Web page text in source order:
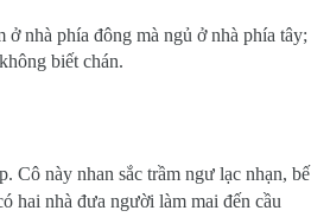
ở nhà phía đông mà ngủ ở nhà phía tây;
biết chán.
Cô này nhan sắc trầm ngư lạc nhạn, bế
hai nhà đưa người làm mai đến cầu